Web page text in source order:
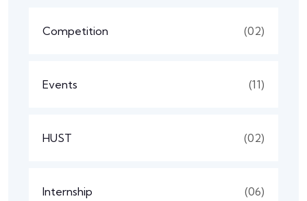
Competition (02)
Events (11)
HUST (02)
Internship (06)